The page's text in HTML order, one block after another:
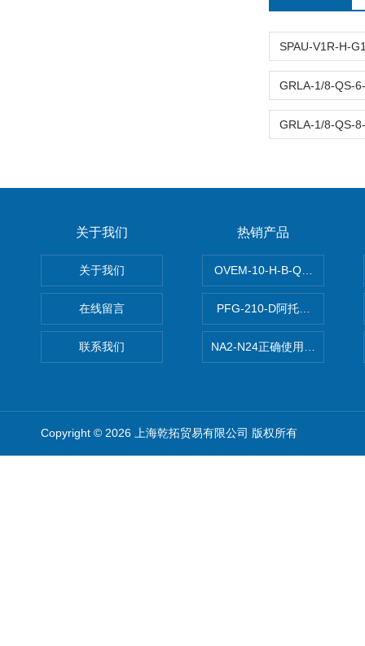
关于我们
关于我们
在线留言
联系我们
热销产品
OVEM-10-H-B-QO-CE-N-2P
PFG-210-D阿托斯ATOS电
NA2-N24正确使用松下安全光
Copyright © 2026 上海乾拓贸易有限公司 版权所有